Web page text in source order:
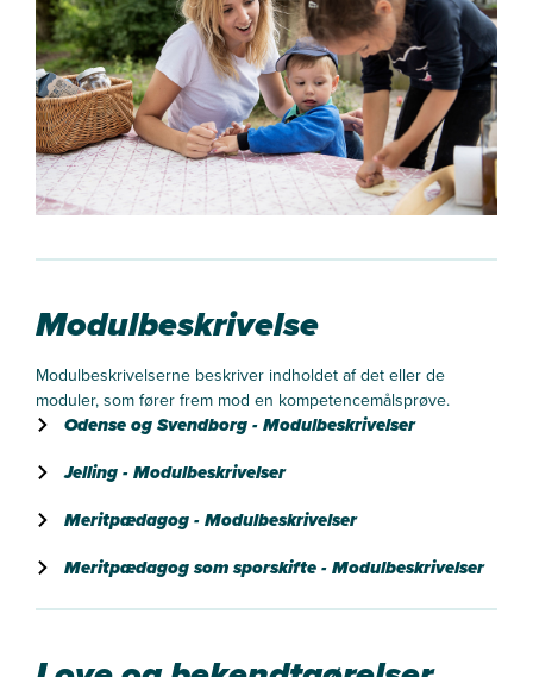
Modulbeskrivelse
Modulbeskrivelserne beskriver indholdet af det eller de
moduler, som fører frem mod en kompetencemålsprøve.
Odense og Svendborg - Modulbeskrivelser
Jelling - Modulbeskrivelser
Meritpædagog - Modulbeskrivelser
Meritpædagog som sporskifte - Modulbeskrivelser